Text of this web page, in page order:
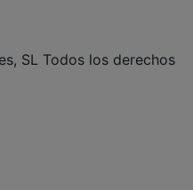
SL Todos los derechos